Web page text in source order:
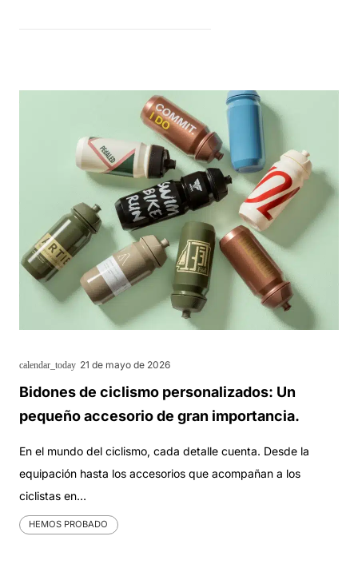
calendar_today 21 de mayo de 2026
Bidones de ciclismo personalizados: Un
pequeño accesorio de gran importancia.
En el mundo del ciclismo, cada detalle cuenta. Desde la
equipación hasta los accesorios que acompañan a los
ciclistas en…
HEMOS PROBADO